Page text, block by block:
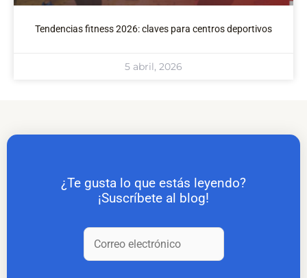
Tendencias fitness 2026: claves para centros deportivos
5 abril, 2026
¿Te gusta lo que estás leyendo?
¡Suscríbete al blog!